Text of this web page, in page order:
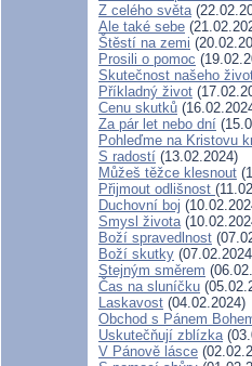
Z celého světa
Ale také sebe
Štěstí na zemi
Prosili o pomoc
Skutečnost našeho
Příkladný život
Cenu skutků
Za pár let nebo dní
Pohleďme na Kristovu
S radostí (13.02.2024)
Můžeš těžce klesnout
Přijmout odlišnost
Duchovní boj
Smysl života
Boží spravedlnost
Boží skutky
Stejným směrem
Čas na sluníčku
Laskavost (04.02.2024)
Obchod s Pánem
Uskutečňují zblízka
V Pánově lásce